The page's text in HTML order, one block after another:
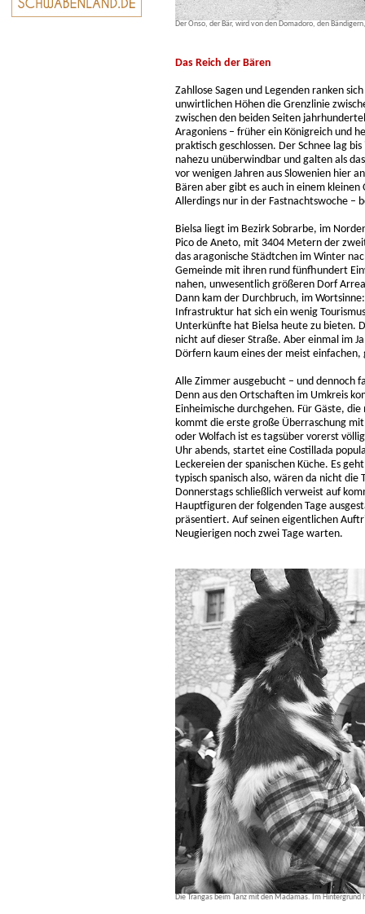
Der Onso, der Bär, wird von den Domadoro, den
Das Reich der Bären
Zahllose Sagen und Legenden ranken
unwirtlichen Höhen die Grenzlinie
zwischen den beiden Seiten
Aragoniens – früher ein Königreich und
praktisch geschlossen. Der Schnee lag
nahezu unüberwindbar und galten als
vor wenigen Jahren aus Slowenien hier
Bären aber gibt es auch in einem
Allerdings nur in der Fastnachtswoche –
Bielsa liegt im Bezirk Sobrarbe, im
Pico de Aneto, mit 3404 Metern der
das aragonische Städtchen im Winter
Gemeinde mit ihren rund fünfhundert
nahen, unwesentlich größeren Dorf
Dann kam der Durchbruch, im
Infrastruktur hat sich ein wenig
Unterkünfte hat Bielsa heute zu bieten.
nicht auf dieser Straße. Aber einmal im
Dörfern kaum eines der meist
Alle Zimmer ausgebucht – und dennoch
Denn aus den Ortschaften im Umkreis
Einheimische durchgehen. Für Gäste,
kommt die erste große Überraschung
oder Wolfach ist es tagsüber vorerst
Uhr abends, startet eine Costillada
Leckereien der spanischen Küche. Es
typisch spanisch also, wären da nicht
Donnerstags schließlich verweist auf
Hauptfiguren der folgenden Tage
präsentiert. Auf seinen eigentlichen
Neugierigen noch zwei Tage warten.
Die Trangas beim Tanz mit den Madamas. Im Hintergrund